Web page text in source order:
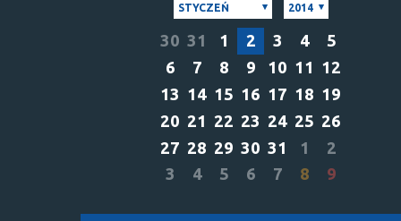
STYCZEŃ 2014
30 31 1 2 3 4
5
6
7 8 9 10 11 12
13 14 15 16 17 18 19
20 21 22 23 24 25 26
27 28 29 30 31 1
2
3
4 5 6 7 8 9